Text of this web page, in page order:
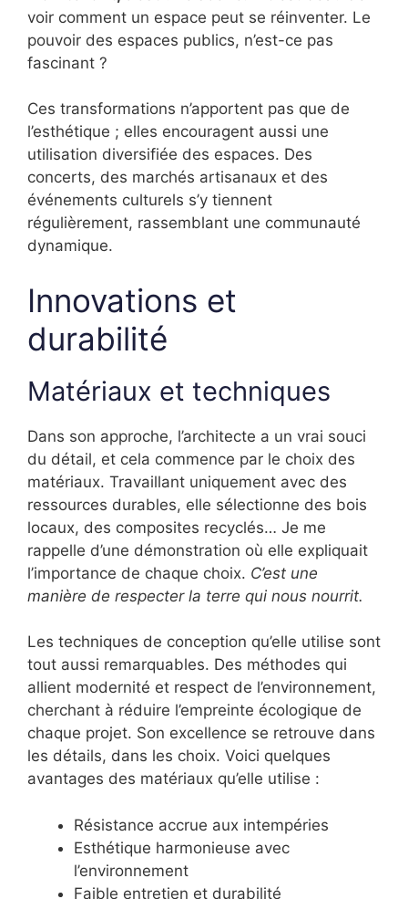
voir comment un espace peut se réinventer. Le
pouvoir des espaces publics, n’est-ce pas
fascinant ?
Ces transformations n’apportent pas que de
l’esthétique ; elles encouragent aussi une
utilisation diversifiée des espaces. Des
concerts, des marchés artisanaux et des
événements culturels s’y tiennent
régulièrement, rassemblant une communauté
dynamique.
Innovations et
durabilité
Matériaux et techniques
Dans son approche, l’architecte a un vrai souci
du détail, et cela commence par le choix des
matériaux. Travaillant uniquement avec des
ressources durables, elle sélectionne des bois
locaux, des composites recyclés… Je me
rappelle d’une démonstration où elle expliquait
l’importance de chaque choix. C’est une
manière de respecter la terre qui nous nourrit.
Les techniques de conception qu’elle utilise sont
tout aussi remarquables. Des méthodes qui
allient modernité et respect de l’environnement,
cherchant à réduire l’empreinte écologique de
chaque projet. Son excellence se retrouve dans
les détails, dans les choix. Voici quelques
avantages des matériaux qu’elle utilise :
Résistance accrue aux intempéries
Esthétique harmonieuse avec
l’environnement
Faible entretien et durabilité